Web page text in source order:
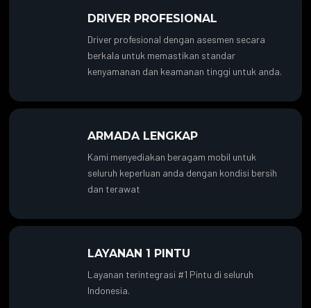
DRIVER PROFESIONAL
Driver profesional dengan asesmen secara
berkala untuk memastikan standar
kenyamanan dan keamanan tinggi untuk anda.
ARMADA LENGKAP
Kami menyediakan beragam mobil untuk
seluruh keperluan anda dengan kondisi bersih
dan terawat
LAYANAN 1 PINTU
Layanan terintegrasi #1 Pintu di seluruh
Indonesia.